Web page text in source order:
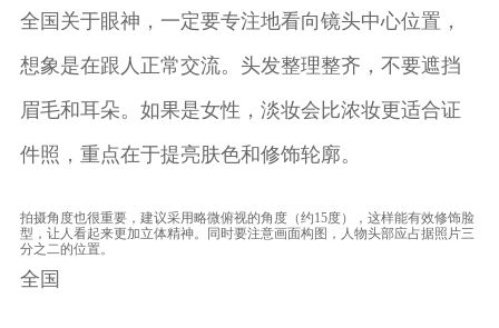
全国关于眼神，一定要专注地看向镜头中心位置，
想象是在跟人正常交流。头发整理整齐，不要遮挡
眉毛和耳朵。如果是女性，淡妆会比浓妆更适合证
件照，重点在于提亮肤色和修饰轮廓。
拍摄角度也很重要，建议采用略微俯视的角度（约15度），这样能有效修饰脸
型，让人看起来更加立体精神。同时要注意画面构图，人物头部应占据照片三
分之二的位置。
全国